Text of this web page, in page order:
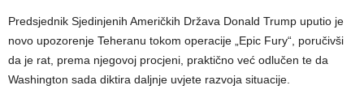
Predsjednik Sjedinjenih Američkih Država Donald Trump uputio je
novo upozorenje Teheranu tokom operacije „Epic Fury“, poručivši
da je rat, prema njegovoj procjeni, praktično već odlučen te da
Washington sada diktira daljnje uvjete razvoja situacije.